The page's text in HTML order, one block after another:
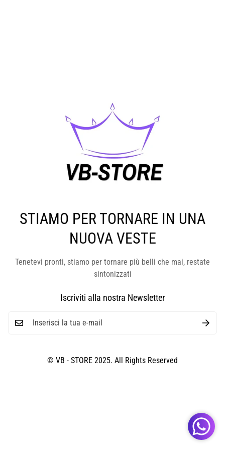
STIAMO PER TORNARE IN UNA
NUOVA VESTE
Tenetevi pronti, stiamo per tornare più belli che mai, restate
sintonizzati
Iscriviti alla nostra Newsletter
© VB - STORE 2025. All Rights Reserved